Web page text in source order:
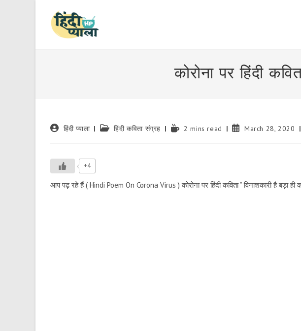
कोरोना पर हिंदी
Post हिंदी प्याला
Post हिंदी कविता संग्रह
Reading2 mins read
PostMarch 28, 2020
+4
आप पढ़ रहे हैं ( Hindi Poem On Corona Virus ) कोरोना पर हिंदी कविता ” विनाशकारी है बड़ा ही